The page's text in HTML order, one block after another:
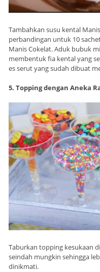
Tambahkan susu kental
perbandingan untuk 10
Manis Cokelat. Aduk bubuk
membentuk fia kental yang
es serut yang sudah dibuat
5. Topping dengan Aneka
Taburkan topping kesukaan
seindah mungkin sehingga
dinikmati.